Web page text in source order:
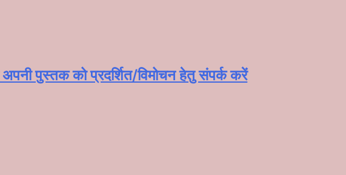
पुस्तक को प्रदर्शित/विमोचन हेतु संपर्क करें